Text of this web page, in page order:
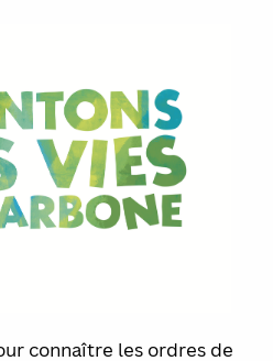
connaître les ordres de